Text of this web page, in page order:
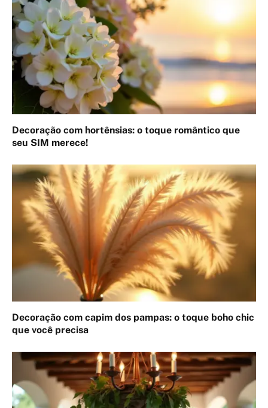
Decoração com hortênsias: o toque romântico que
seu SIM merece!
Decoração com capim dos pampas: o toque boho chic
que você precisa